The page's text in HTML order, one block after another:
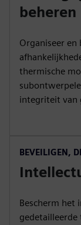
beheren
Organiseer en
thermische
integriteit van
BEVEILIGEN,
Bescherm het
gedetailleerde